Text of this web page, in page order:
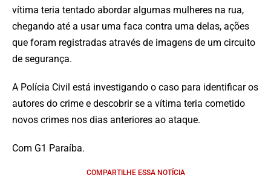
vítima teria tentado abordar algumas mulheres na rua,
chegando até a usar uma faca contra uma delas, ações
que foram registradas através de imagens de um circuito
de segurança.
A Polícia Civil está investigando o caso para identificar os
autores do crime e descobrir se a vítima teria cometido
novos crimes nos dias anteriores ao ataque.
Com G1 Paraíba.
COMPARTILHE ESSA NOTÍCIA